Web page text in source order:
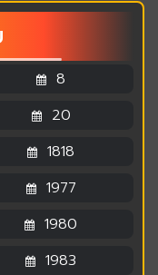
8
20
1818
1977
1980
1983